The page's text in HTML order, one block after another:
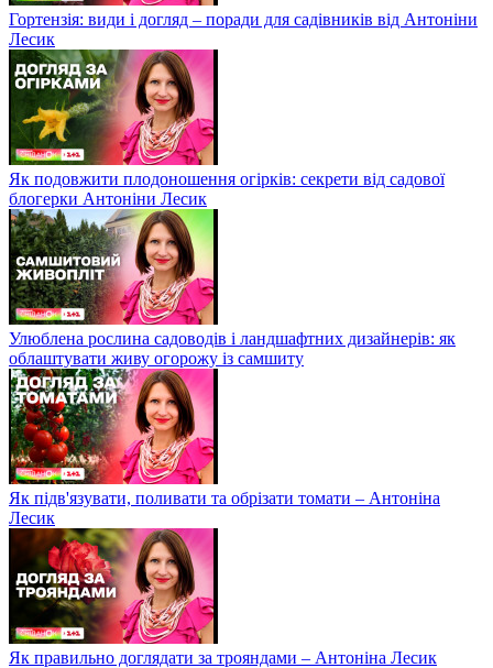
Гортензія: види і догляд – поради для садівників від Антоніни
Лесик
Як подовжити плодоношення огірків: секрети від садової
блогерки Антоніни Лесик
Улюблена рослина садоводів і ландшафтних дизайнерів: як
облаштувати живу огорожу із самшиту
Як підв'язувати, поливати та обрізати томати – Антоніна
Лесик
Як правильно доглядати за трояндами – Антоніна Лесик